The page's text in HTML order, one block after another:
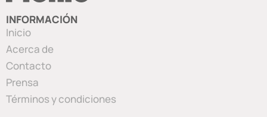
INFORMACIÓN
Inicio
Acerca de
Contacto
Prensa
Términos y condiciones